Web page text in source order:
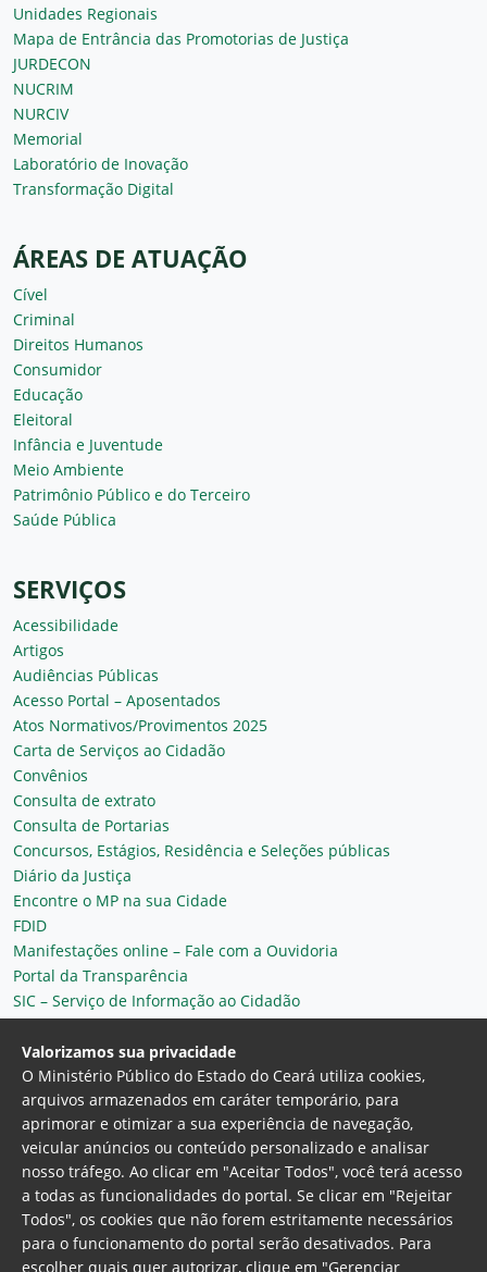
Unidades Regionais
Mapa de Entrância das Promotorias de Justiça
JURDECON
NUCRIM
NURCIV
Memorial
Laboratório de Inovação
Transformação Digital
ÁREAS DE ATUAÇÃO
Cível
Criminal
Direitos Humanos
Consumidor
Educação
Eleitoral
Infância e Juventude
Meio Ambiente
Patrimônio Público e do Terceiro
Saúde Pública
SERVIÇOS
Acessibilidade
Artigos
Audiências Públicas
Acesso Portal – Aposentados
Atos Normativos/Provimentos 2025
Carta de Serviços ao Cidadão
Convênios
Consulta de extrato
Consulta de Portarias
Concursos, Estágios, Residência e Seleções públicas
Diário da Justiça
Encontre o MP na sua Cidade
FDID
Manifestações online – Fale com a Ouvidoria
Portal da Transparência
SIC – Serviço de Informação ao Cidadão
Plantão MP do Ceará
Secretaria Geral
Ministério Público do Estado do Ceará
Valorizamos sua privacidade
O Ministério Público do Estado do Ceará utiliza cookies,
arquivos armazenados em caráter temporário, para
aprimorar e otimizar a sua experiência de navegação,
veicular anúncios ou conteúdo personalizado e analisar
nosso tráfego. Ao clicar em "Aceitar Todos", você terá acesso
a todas as funcionalidades do portal. Se clicar em "Rejeitar
Todos", os cookies que não forem estritamente necessários
para o funcionamento do portal serão desativados. Para
escolher quais quer autorizar, clique em "Gerenciar